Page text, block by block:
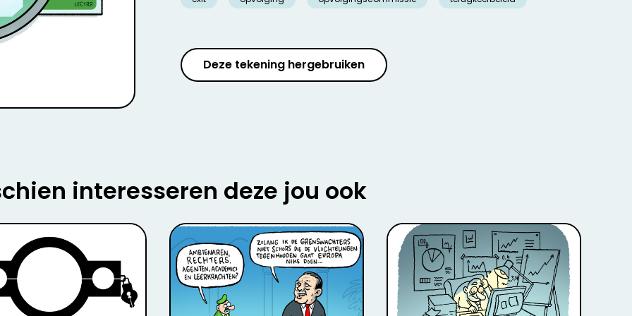
Deze tekening hergebruiken
interesseren deze jou ook